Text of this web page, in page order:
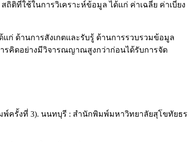
ที่ใช้ในการวิเคราะห์ข้อมูล ได้แก่ ค่าเฉลี่ย ค่าเบี่ยง
ด้านการสังเกตและรับรู้ ด้านการรวบรวมข้อมูล
รคิดอย่างมีวิจารณญาณสูงกว่าก่อนได้รับการจัด
พ์ครั้งที่ 3). นนทบุรี : สำนักพิมพ์มหาวิทยาลัยสุโขทัยธร